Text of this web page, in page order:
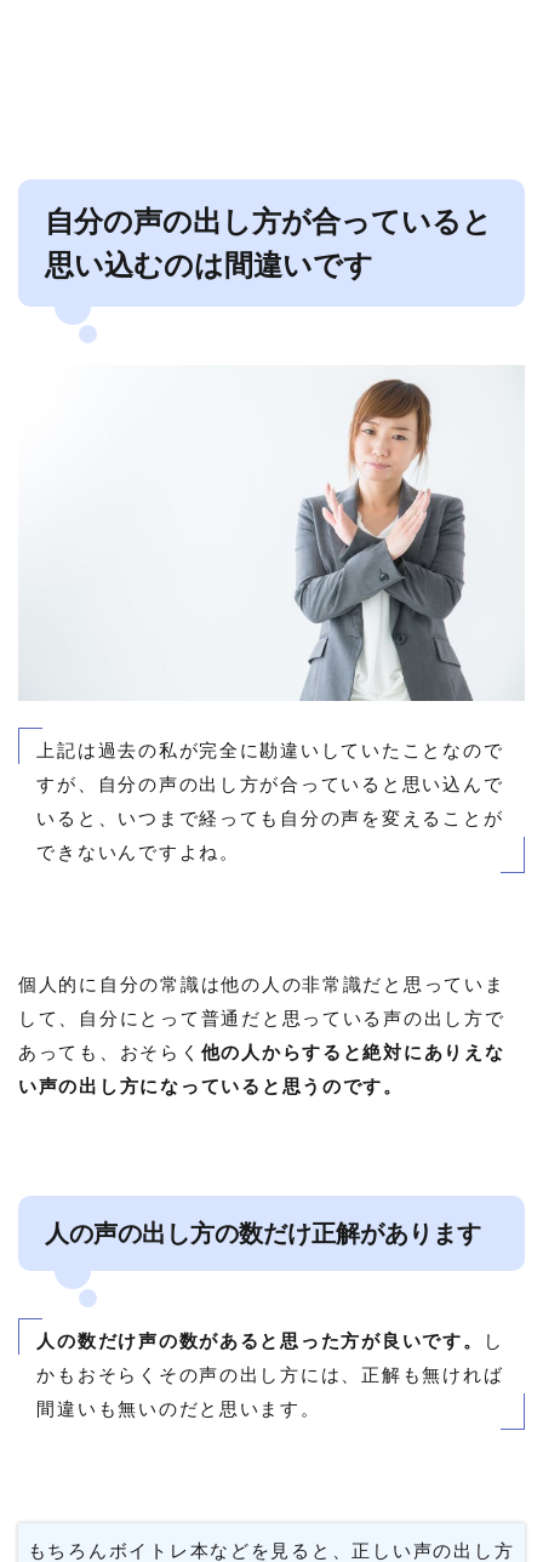
自分の声の出し方が合っていると
思い込むのは間違いです
上記は過去の私が完全に勘違いしていたことなので
すが、自分の声の出し方が合っていると思い込んで
いると、いつまで経っても自分の声を変えることが
できないんですよね。
個人的に自分の常識は他の人の非常識だと思っていま
して、自分にとって普通だと思っている声の出し方で
あっても、おそらく 他の人からすると絶対にありえな
い声の出し方になっていると思うのです。
人の声の出し方の数だけ正解があります
人の数だけ声の数があると思った方が良いです。
し
かもおそらくその声の出し方には、正解も無ければ
間違いも無いのだと思います。
もちろんボイトレ本などを見ると、正しい声の出し方